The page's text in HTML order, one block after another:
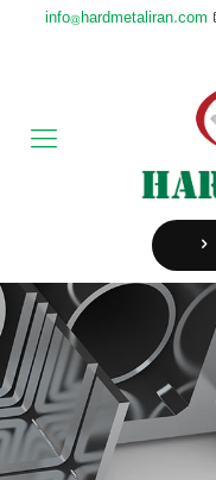
info@hardmetaliran.com